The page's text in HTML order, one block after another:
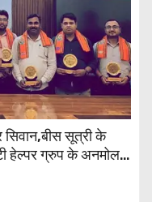
सूत्री के
हेल्पर ग्रुप के अनमोल
आरती अलोक वर्मा
डॉ. सुधांशु शेखर